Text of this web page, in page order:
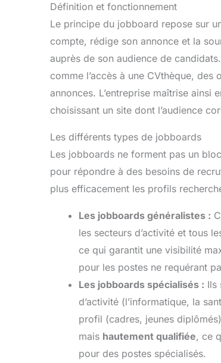
Définition et fonctionnement
Le principe du jobboard repose sur
compte, rédige son annonce et la
auprès de son audience de
comme l’accès à une CVthèque,
annonces. L’entreprise maîtrise
choisissant un site dont l’audience
Les différents types de jobboards
Les jobboards ne forment pas un
pour répondre à des besoins de
plus efficacement les profils
Les jobboards généralistes :
les secteurs d’activité et tous
ce qui garantit une visibilité
pour les postes ne requérant
Les jobboards spécialisés : Ils
d’activité (l’informatique, la
profil (cadres, jeunes
mais hautement qualifiée, ce
pour des postes spécialisés.